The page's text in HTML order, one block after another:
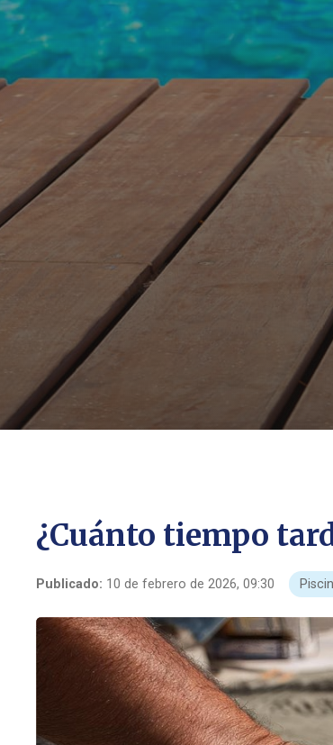
¿Cuánto tiempo
Publicado: 10 de febrero de 2026, 09:30